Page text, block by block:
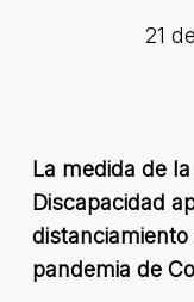
21
La medida de
Discapacidad
pandemia de